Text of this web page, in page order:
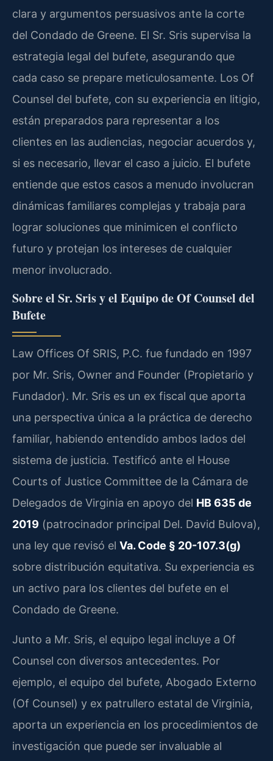
clara y argumentos persuasivos ante la corte
del Condado de Greene. El Sr. Sris supervisa la
estrategia legal del bufete, asegurando que
cada caso se prepare meticulosamente. Los Of
Counsel del bufete, con su experiencia en litigio,
están preparados para representar a los
clientes en las audiencias, negociar acuerdos y,
si es necesario, llevar el caso a juicio. El bufete
entiende que estos casos a menudo involucran
dinámicas familiares complejas y trabaja para
lograr soluciones que minimicen el conflicto
futuro y protejan los intereses de cualquier
menor involucrado.
Sobre el Sr. Sris y el Equipo de Of Counsel del
Bufete
Law Offices Of SRIS, P.C. fue fundado en 1997
por Mr. Sris, Owner and Founder (Propietario y
Fundador). Mr. Sris es un ex fiscal que aporta
una perspectiva única a la práctica de derecho
familiar, habiendo entendido ambos lados del
sistema de justicia. Testificó ante el House
Courts of Justice Committee de la Cámara de
Delegados de Virginia en apoyo del HB 635 de
2019 (patrocinador principal Del. David Bulova),
una ley que revisó el Va. Code § 20-107.3(g)
sobre distribución equitativa. Su experiencia es
un activo para los clientes del bufete en el
Condado de Greene.
Junto a Mr. Sris, el equipo legal incluye a Of
Counsel con diversos antecedentes. Por
ejemplo, el equipo del bufete, Abogado Externo
(Of Counsel) y ex patrullero estatal de Virginia,
aporta un experiencia en los procedimientos de
investigación que puede ser invaluable al